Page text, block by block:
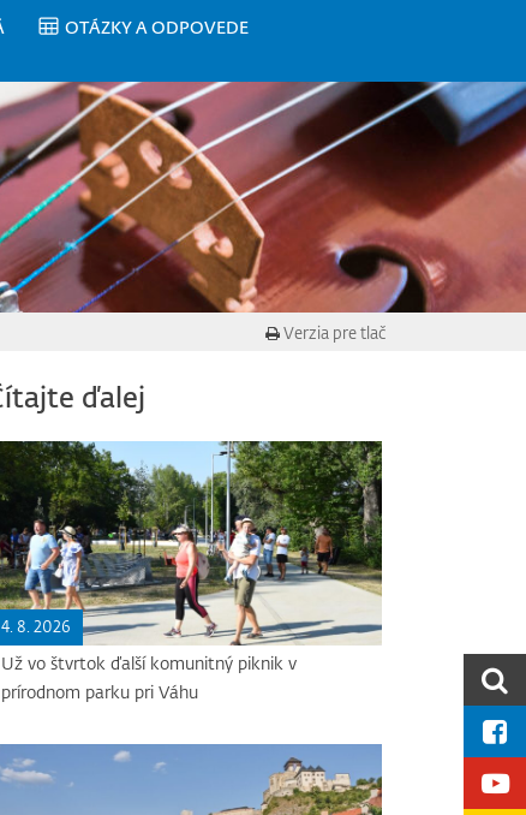
OTÁZKY A ODPOVEDE
Verzia pre tlač
ďalej
4. 8. 2026
Už vo štvrtok ďalší komunitný piknik v
prírodnom parku pri Váhu